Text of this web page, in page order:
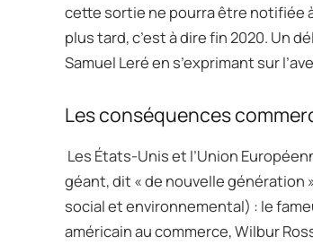
cette sortie ne pourra être notifiée à
plus tard, c’est à dire fin 2020. Un
Samuel Leré en s’exprimant sur
Les conséquences
Les États-Unis et l’Union
géant, dit « de nouvelle génération
social et environnemental) : le
américain au commerce, Wilbur